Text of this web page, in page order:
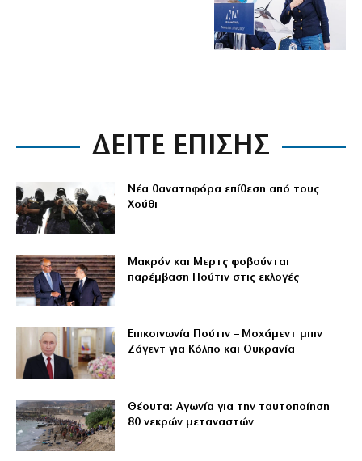
ΔΕΙΤΕ ΕΠΙΣΗΣ
Νέα θανατηφόρα επίθεση από τους
Χούθι
Μακρόν και Μερτς φοβούνται
παρέμβαση Πούτιν στις εκλογές
Επικοινωνία Πούτιν – Μοχάμεντ μπιν
Ζάγεντ για Κόλπο και Ουκρανία
Θέουτα: Αγωνία για την ταυτοποίηση
80 νεκρών μεταναστών